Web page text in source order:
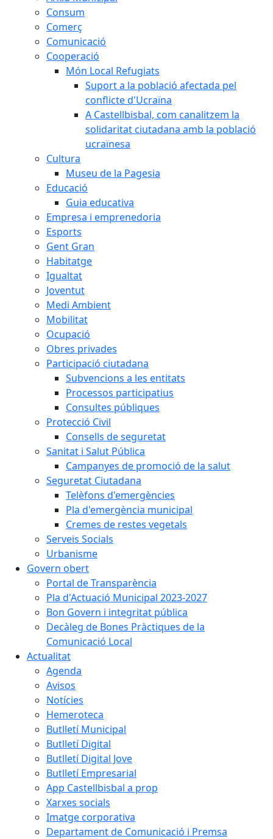
Consum
Comerç
Comunicació
Cooperació
Món Local Refugiats
Suport a la població afectada pel
conflicte d'Ucraïna
A Castellbisbal, com canalitzem la
solidaritat ciutadana amb la població
ucraïnesa
Cultura
Museu de la Pagesia
Educació
Guia educativa
Empresa i emprenedoria
Esports
Gent Gran
Habitatge
Igualtat
Joventut
Medi Ambient
Mobilitat
Ocupació
Obres privades
Participació ciutadana
Subvencions a les entitats
Processos participatius
Consultes públiques
Protecció Civil
Consells de seguretat
Sanitat i Salut Pública
Campanyes de promoció de la salut
Seguretat Ciutadana
Telèfons d'emergències
Pla d'emergència municipal
Cremes de restes vegetals
Serveis Socials
Urbanisme
Govern obert
Portal de Transparència
Pla d'Actuació Municipal 2023-2027
Bon Govern i integritat pública
Decàleg de Bones Pràctiques de la
Comunicació Local
Actualitat
Agenda
Avisos
Notícies
Hemeroteca
Butlletí Municipal
Butlletí Digital
Butlletí Digital Jove
Butlletí Empresarial
App Castellbisbal a prop
Xarxes socials
Imatge corporativa
Departament de Comunicació i Premsa